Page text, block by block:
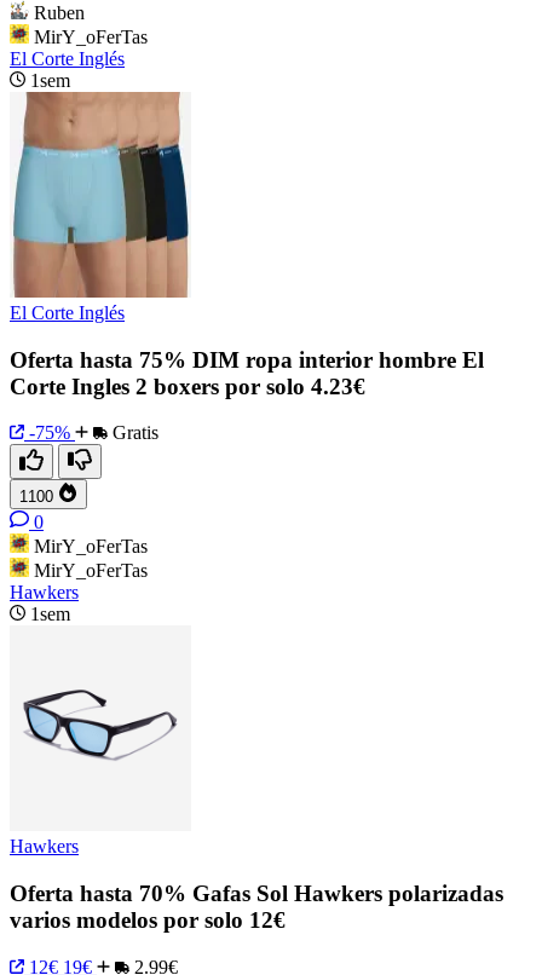
Ruben
MirY_oFerTas
El Corte Inglés
1sem
El Corte Inglés
Oferta hasta 75% DIM ropa interior hombre El
Corte Ingles 2 boxers por solo 4.23€
-75% Gratis
1100
0
MirY_oFerTas
MirY_oFerTas
Hawkers
1sem
Hawkers
Oferta hasta 70% Gafas Sol Hawkers polarizadas
varios modelos por solo 12€
12€ 19€ 2.99€